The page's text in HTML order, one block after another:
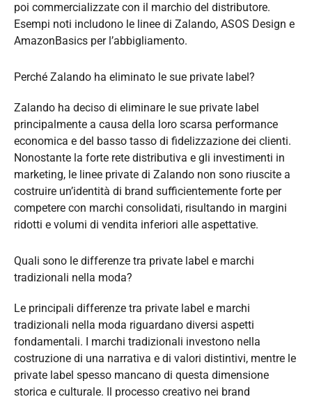
poi commercializzate con il marchio del distributore.
Esempi noti includono le linee di Zalando, ASOS Design e
AmazonBasics per l’abbigliamento.
Perché Zalando ha eliminato le sue private label?
Zalando ha deciso di eliminare le sue private label
principalmente a causa della loro scarsa performance
economica e del basso tasso di fidelizzazione dei clienti.
Nonostante la forte rete distributiva e gli investimenti in
marketing, le linee private di Zalando non sono riuscite a
costruire un’identità di brand sufficientemente forte per
competere con marchi consolidati, risultando in margini
ridotti e volumi di vendita inferiori alle aspettative.
Quali sono le differenze tra private label e marchi
tradizionali nella moda?
Le principali differenze tra private label e marchi
tradizionali nella moda riguardano diversi aspetti
fondamentali. I marchi tradizionali investono nella
costruzione di una narrativa e di valori distintivi, mentre le
private label spesso mancano di questa dimensione
storica e culturale. Il processo creativo nei brand